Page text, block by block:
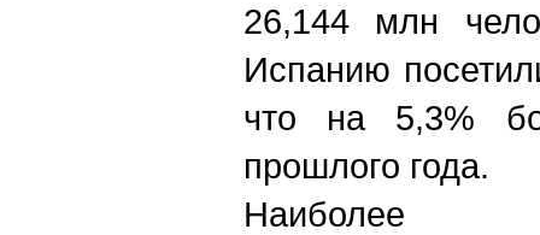
26,144 млн
Испанию
что на 5,3%
прошлого года.
Наиболее